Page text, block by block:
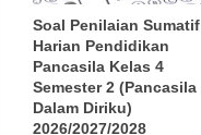
Soal Penilaian Sumatif
Harian Pendidikan
Pancasila Kelas 4
Semester 2 (Pancasila
Dalam Diriku)
2026/2027/2028